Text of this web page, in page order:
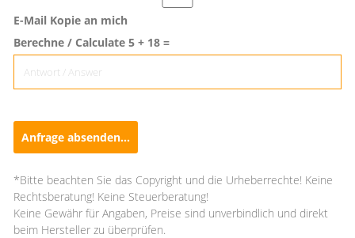
E-Mail Kopie an mich
Berechne / Calculate 5 + 18 =
Anfrage absenden...
*Bitte beachten Sie das Copyright und die Urheberrechte! Keine
Rechtsberatung! Keine Steuerberatung!
Keine Gewähr für Angaben, Preise sind unverbindlich und direkt
beim Hersteller zu überprüfen.